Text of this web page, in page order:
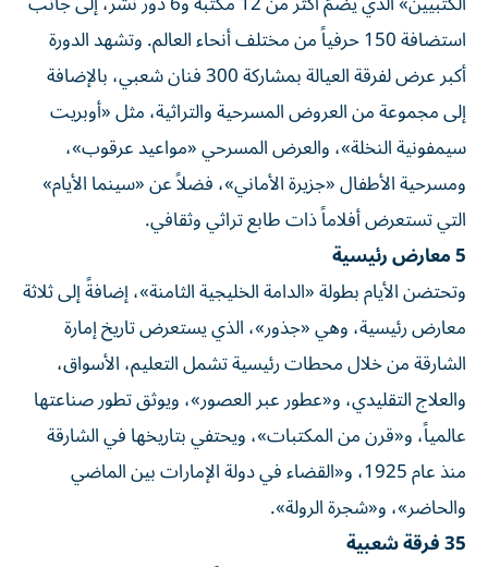
استضافة 150 حرفياً من مختلف أنحاء العالم. وتشهد الدورة
أكبر عرض لفرقة العيالة بمشاركة 300 فنان شعبي، بالإضافة
إلى مجموعة من العروض المسرحية والتراثية، مثل «أوبريت
سيمفونية النخلة»، والعرض المسرحي «مواعيد عرقوب»،
ومسرحية الأطفال «جزيرة الأماني»، فضلاً عن «سينما الأيام»
التي تستعرض أفلاماً ذات طابع تراثي وثقافي.
5 معارض رئيسية
وتحتضن الأيام بطولة «الدامة الخليجية الثامنة»، إضافةً إلى ثلاثة
معارض رئيسية، وهي «جذور»، الذي يستعرض تاريخ إمارة
الشارقة من خلال محطات رئيسية تشمل التعليم، الأسواق،
والعلاج التقليدي، و«عطور عبر العصور»، ويوثق تطور صناعتها
عالمياً، و«قرن من المكتبات»، ويحتفي بتاريخها في الشارقة
منذ عام 1925، و«القضاء في دولة الإمارات بين الماضي
والحاضر»، و«شجرة الرولة».
35 فرقة شعبية